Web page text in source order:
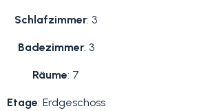
Schlafzimmer: 3
Badezimmer: 3
Räume: 7
Etage: Erdgeschoss